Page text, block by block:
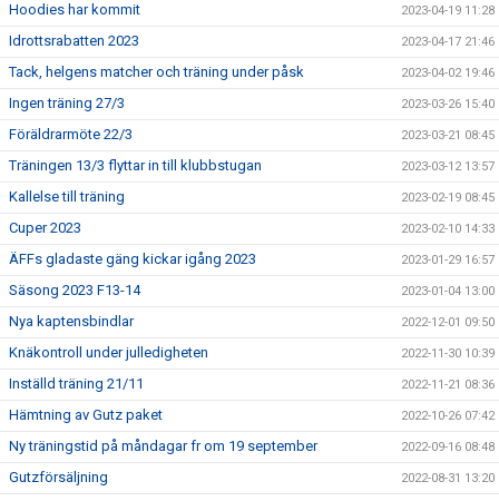
Hoodies har kommit 2023-04-19 11:28
Idrottsrabatten 2023 2023-04-17 21:46
Tack, helgens matcher och träning under påsk 2023-04-02 19:46
Ingen träning 27/3 2023-03-26 15:40
Föräldrarmöte 22/3 2023-03-21 08:45
Träningen 13/3 flyttar in till klubbstugan 2023-03-12 13:57
Kallelse till träning 2023-02-19 08:45
Cuper 2023 2023-02-10 14:33
ÄFFs gladaste gäng kickar igång 2023 2023-01-29 16:57
Säsong 2023 F13-14 2023-01-04 13:00
Nya kaptensbindlar 2022-12-01 09:50
Knäkontroll under julledigheten 2022-11-30 10:39
Inställd träning 21/11 2022-11-21 08:36
Hämtning av Gutz paket 2022-10-26 07:42
Ny träningstid på måndagar fr om 19 september 2022-09-16 08:48
Gutzförsäljning 2022-08-31 13:20